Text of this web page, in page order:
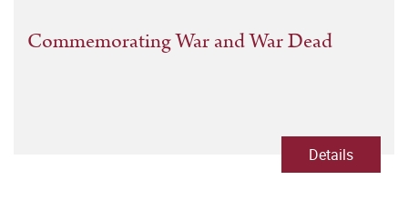
Commemorating War and War Dead
Details